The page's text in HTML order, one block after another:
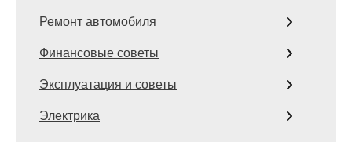
Ремонт автомобиля
Финансовые советы
Эксплуатация и советы
Электрика